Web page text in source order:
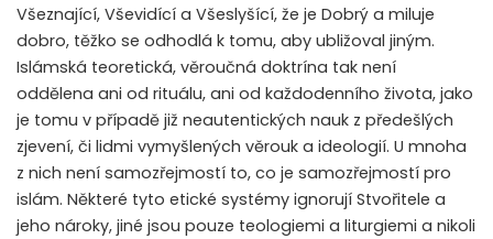
Všeznající, Vševidící a Všeslyšící, že je Dobrý a miluje
dobro, těžko se odhodlá k tomu, aby ubližoval jiným.
Islámská teoretická, věroučná doktrína tak není
oddělena ani od rituálu, ani od každodenního života, jako
je tomu v případě již neautentických nauk z předešlých
zjevení, či lidmi vymyšlených věrouk a ideologií. U mnoha
z nich není samozřejmostí to, co je samozřejmostí pro
islám. Některé tyto etické systémy ignorují Stvořitele a
jeho nároky, jiné jsou pouze teologiemi a liturgiemi a nikoli